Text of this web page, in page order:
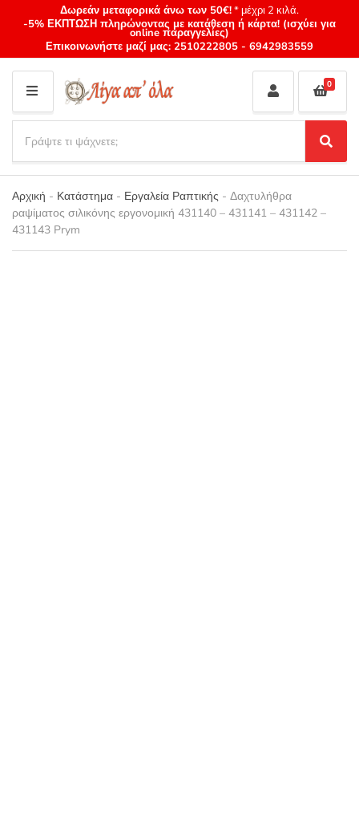
Δωρεάν μεταφορικά άνω των 50€!* μέχρι 2 κιλά.
-5% ΕΚΠΤΩΣΗ πληρώνοντας με κατάθεση ή κάρτα! (ισχύει για
online παραγγελίες)
Επικοινωνήστε μαζί μας: 2510222805 - 6942983559
M
E
N
U
Category
name
a
r
c
h
p
r
S
e
a
c
0
Αρχική - Κατάστημα - Εργαλεία Ραπτικής - Δαχτυλήθρα
ραψίματος σιλικόνης εργονομική 431140 – 431141 – 431142 –
431143 Prym